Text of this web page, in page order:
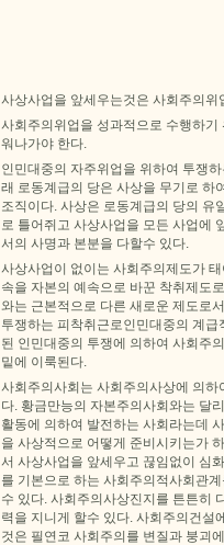
사상사업을 앞세우는것은 사회주의위
사회주의위업을 성과적으로 수행하
워나가야 한다.
인민대중의 자주위업을 위하여 투쟁
래 로동계급의 당은 사상을 무기로 하
조직이다. 사상은 로동계급의 당의 유
로 틀어쥐고 사상사업을 모든 사업에
서의 사명과 본분을 다할수 있다.
사상사업이 없이는 사회주의제도가
속을 자본의 예속으로 바꾼 착취제도
와는 근본적으로 다른 새로운 제도로
투쟁하는 피착취근로인민대중의 계
된 인민대중의 투쟁에 의하여 사회주
밑에 이룩된다.
사회주의사회는 사회주의사상에 의
다. 황금만능의 자본주의사회와는 달
활동에 의하여 발전하는 사회라는데
을 사상적으로 어떻게 준비시키는가
서 사상사업을 앞세우고 끊임없이 심
를 기본으로 하는 사회주의적사회관
수 있다. 사회주의사상진지를 튼튼히
력을 지니게 할수 있다. 사회주의건설
것은 필연코 사회주의를 변질과 붕괴